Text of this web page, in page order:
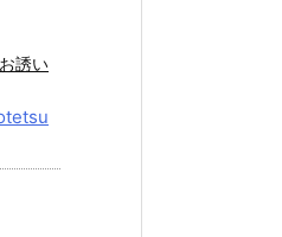
誘い